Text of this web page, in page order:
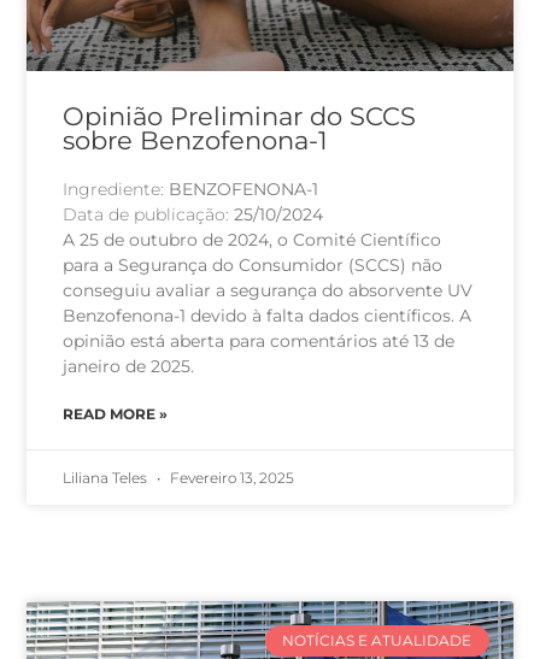
Opinião Preliminar do SCCS
sobre Benzofenona-1
Ingrediente: BENZOFENONA-1
Data de publicação:25/10/2024
A 25 de outubro de 2024, o Comité Científico
para a Segurança do Consumidor (SCCS) não
conseguiu avaliar a segurança do absorvente UV
Benzofenona-1 devido à falta dados científicos. A
opinião está aberta para comentários até 13 de
janeiro de 2025.
READ MORE »
Liliana Teles Fevereiro 13, 2025
NOTÍCIAS E ATUALIDADE